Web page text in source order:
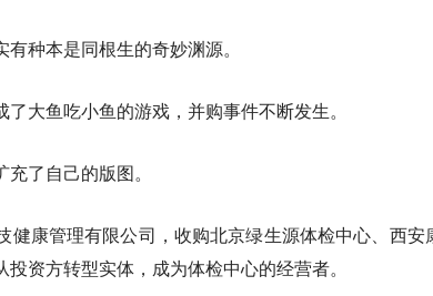
种本是同根生的奇妙渊源。
大鱼吃小鱼的游戏，并购事件不断发生。
了自己的版图。
健康管理有限公司，收购北京绿生源体检中心、西安
资方转型实体，成为体检中心的经营者。